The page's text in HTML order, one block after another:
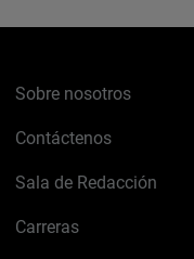
Sobre nosotros
Contáctenos
Sala de Redacción
Carreras